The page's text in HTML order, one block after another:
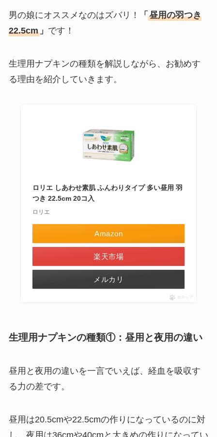
男の娘にオススメなのはズバリ！ 「 昼用の羽つき
22.5cm」 です！
生理用ナプキンの種類を解説しながら、お勧めす
る理由を紹介していきます。
ロリエ しあわせ素肌 ふんわりタイプ 多い昼用 羽
つき 22.5cm 20コ入
ロリエ
Amazon
楽天市場
メルカリ
ポチップ
生理用ナプキンの種類①：昼用と夜用の違い
昼用と夜用の違いを一言でいえば、経血を吸収す
る力の差です。
昼用は20.5cmや22.5cmの作りになっているのに対
し、夜用は36cmや40cmと大きめの作りになってい